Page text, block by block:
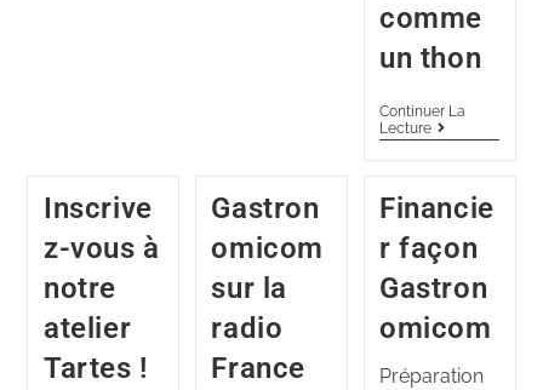
comme
un thon
Continuer La
Lecture
Inscrive
z-vous à
notre
atelier
Tartes !
Gastron
omicom
sur la
radio
France
Financie
r façon
Gastron
omicom
Préparation